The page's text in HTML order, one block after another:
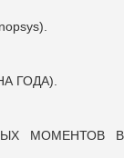
ГОДА).
МОМЕНТОВ В